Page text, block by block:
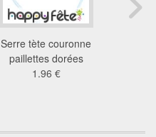
Serre tète couronne
paillettes dorées
1.96 €